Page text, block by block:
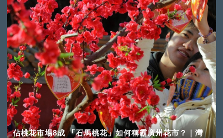
佔桃花市場8成 「石馬桃花」如何稱霸廣州花市？｜灣